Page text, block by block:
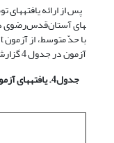
آزمون در جدول 4 گزارش شده است.
جدول4. یافته­های آزمون